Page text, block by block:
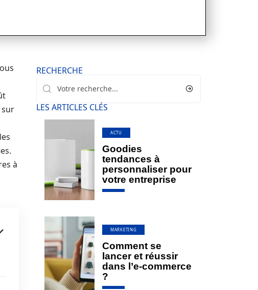
à
RECHERCHE
LES ARTICLES CLÉS
ACTU
Goodies
tendances à
personnaliser pour
votre entreprise
MARKETING
Comment se
lancer et réussir
dans l’e-commerce
?